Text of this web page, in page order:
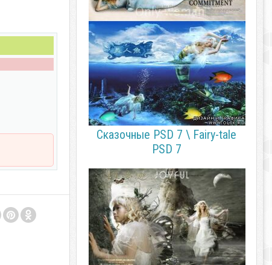
Сказочные PSD 7 \ Fairy-tale
PSD 7